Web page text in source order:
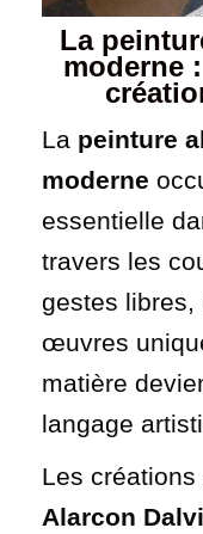
La
moderne
La peinture
moderne
essentielle
travers les
gestes libres,
œuvres
matière
langage
Les créations
Alarcon